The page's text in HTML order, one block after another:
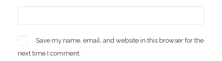
Save my name, email, and website in this browser for the
next time I comment.